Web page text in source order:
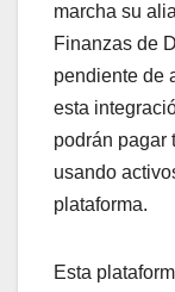
marcha su
Finanzas de
pendiente de
esta
podrán pagar
usando
plataforma.
Esta